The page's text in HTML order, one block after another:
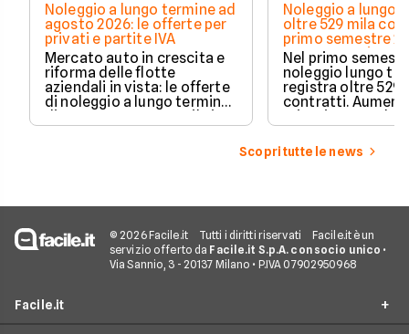
Noleggio a lungo termine ad
agosto 2026: le offerte per
privati e partite IVA
Mercato auto in crescita e
riforma delle flotte
aziendali in vista: le offerte
di noleggio a lungo termine
di agosto 2026 su Facile.it,
per privati e partite IVA.
Noleggio a lungo
oltre 529 mila
primo semestre
Crescono privati
elettrificate
Nel primo
noleggio lungo
registra oltre 529
contratti.
privati, cresce la
media e
plug-in ed
dati Unrae.
Scopri tutte le news
© 2026 Facile.it Tutti i diritti riservati
Facile.it è un
servizio offerto da Facile.it S.p.A. con socio unico •
Via Sannio, 3 - 20137 Milano • P.IVA 07902950968
Facile.it